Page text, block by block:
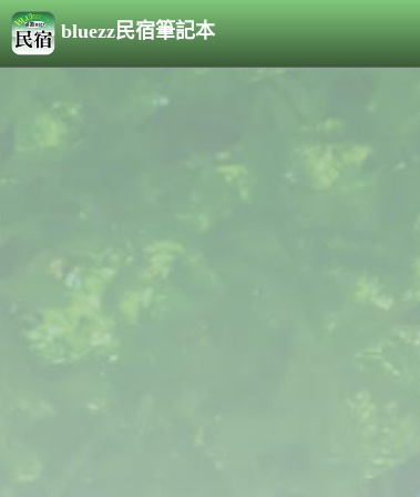
bluezz民宿筆記本